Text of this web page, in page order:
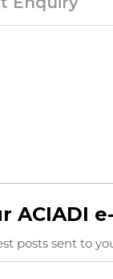
ACIADI
posts sent to